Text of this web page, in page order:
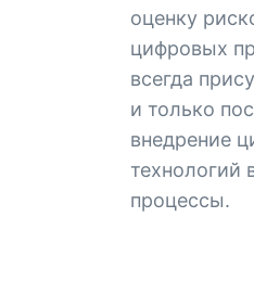
оценку
цифровых
всегда
и только
внедрение
технологий
процессы.